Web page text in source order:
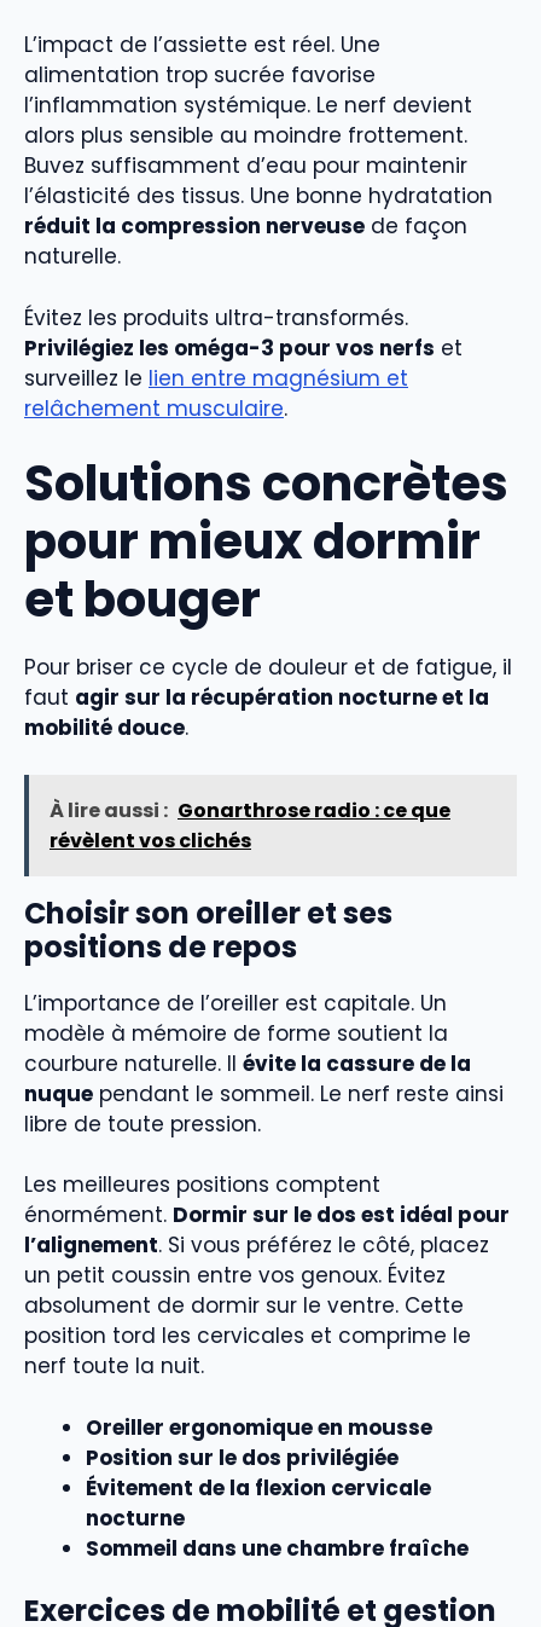
L’impact de l’assiette est réel. Une
alimentation trop sucrée favorise
l’inflammation systémique. Le nerf devient
alors plus sensible au moindre frottement.
Buvez suffisamment d’eau pour maintenir
l’élasticité des tissus. Une bonne hydratation
réduit la compression nerveuse de façon
naturelle.
Évitez les produits ultra-transformés.
Privilégiez les oméga-3 pour vos nerfs et
surveillez le lien entre magnésium et
relâchement musculaire.
Solutions concrètes
pour mieux dormir
et bouger
Pour briser ce cycle de douleur et de fatigue, il
faut agir sur la récupération nocturne et la
mobilité douce.
À lire aussi : Gonarthrose radio : ce que
révèlent vos clichés
Choisir son oreiller et ses
positions de repos
L’importance de l’oreiller est capitale. Un
modèle à mémoire de forme soutient la
courbure naturelle. Il évite la cassure de la
nuque pendant le sommeil. Le nerf reste ainsi
libre de toute pression.
Les meilleures positions comptent
énormément. Dormir sur le dos est idéal pour
l’alignement. Si vous préférez le côté, placez
un petit coussin entre vos genoux. Évitez
absolument de dormir sur le ventre. Cette
position tord les cervicales et comprime le
nerf toute la nuit.
Oreiller ergonomique en mousse
Position sur le dos privilégiée
Évitement de la flexion cervicale
nocturne
Sommeil dans une chambre fraîche
Exercices de mobilité et gestion